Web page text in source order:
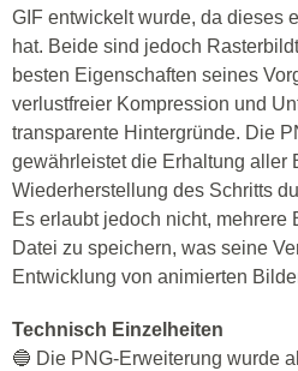
GIF entwickelt wurde, da dieses
hat. Beide sind jedoch
besten Eigenschaften seines
verlustfreier Kompression und
transparente Hintergründe. Die
gewährleistet die Erhaltung aller
Wiederherstellung des Schritts
Es erlaubt jedoch nicht,
Datei zu speichern, was seine
Entwicklung von animierten
Technisch Einzelheiten
🔵 Die PNG-Erweiterung wurde